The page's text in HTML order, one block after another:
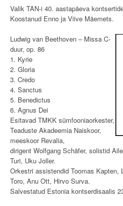
Valik TAN-i 40. aastapäeva
Koostanud Enno ja Viive Mäemets.
Ludwig van Beethoven – Missa C-
duur, op. 86
1. Kyrie
2. Gloria
3. Credo
4. Sanctus
5. Benedictus
6. Agnus Dei
Esitavad TMKK sümfooniaorkester,
Teaduste Akadeemia Naiskoor,
meeskoor Revalia,
dirigent Wolfgang Schäfer, solistid
Turi, Uku Joller.
Orkestri assistendid Toomas Kapten,
Toro, Anu Ott, Hirvo Surva.
Salvestatud Estonia kontserdisaalis